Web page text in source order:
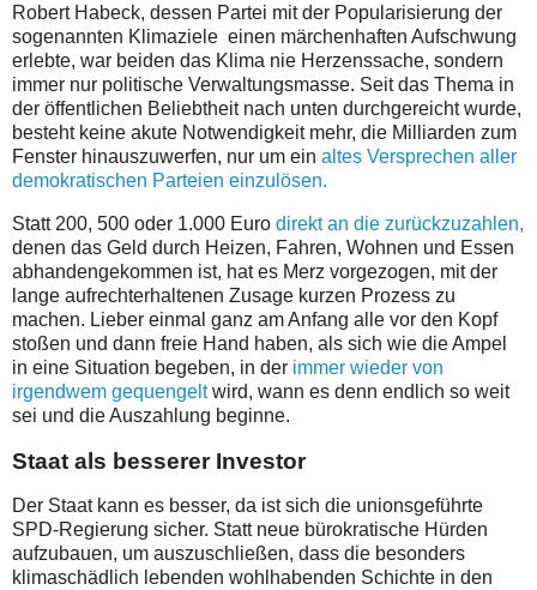
Robert Habeck, dessen Partei mit der Popularisierung der
sogenannten Klimaziele einen märchenhaften Aufschwung
erlebte, war beiden das Klima nie Herzenssache, sondern
immer nur politische Verwaltungsmasse. Seit das Thema in
der öffentlichen Beliebtheit nach unten durchgereicht wurde,
besteht keine akute Notwendigkeit mehr, die Milliarden zum
Fenster hinauszuwerfen, nur um ein altes Versprechen aller
demokratischen Parteien einzulösen.
Statt 200, 500 oder 1.000 Euro direkt an die zurückzuzahlen,
denen das Geld durch Heizen, Fahren, Wohnen und Essen
abhandengekommen ist, hat es Merz vorgezogen, mit der
lange aufrechterhaltenen Zusage kurzen Prozess zu
machen. Lieber einmal ganz am Anfang alle vor den Kopf
stoßen und dann freie Hand haben, als sich wie die Ampel
in eine Situation begeben, in der immer wieder von
irgendwem gequengeltwird, wann es denn endlich so weit
sei und die Auszahlung beginne.
Staat als besserer Investor
Der Staat kann es besser, da ist sich die unionsgeführte
SPD-Regierung sicher. Statt neue bürokratische Hürden
aufzubauen, um auszuschließen, dass die besonders
klimaschädlich lebenden wohlhabenden Schichte in den